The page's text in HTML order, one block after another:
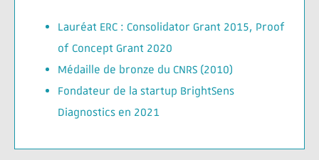
Lauréat ERC : Consolidator Grant 2015, Proof
of Concept Grant 2020
Médaille de bronze du CNRS (2010)
Fondateur de la startup BrightSens
Diagnostics en 2021